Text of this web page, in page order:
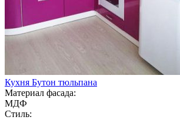
Кухня Бутон тюльпана
Материал фасада:
МДФ
Стиль: